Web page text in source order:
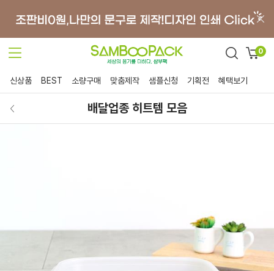
0
신상품 BEST 소량구매 맞춤제작 샘플신청 기획전 혜택보기
배달업종 히트템 모음